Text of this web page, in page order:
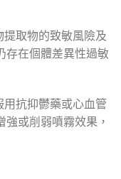
提取物的致敏風險及
存在個體差異性過敏
用抗抑鬱藥或心血管
或削弱噴霧效果，